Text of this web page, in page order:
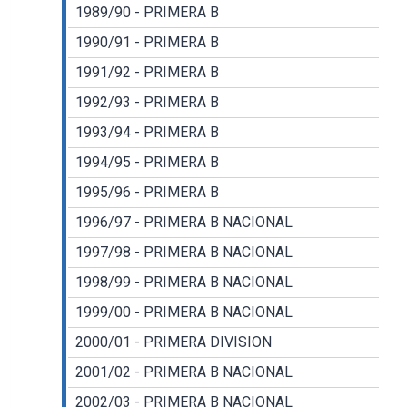
1989/90 - PRIMERA B
1990/91 - PRIMERA B
1991/92 - PRIMERA B
1992/93 - PRIMERA B
1993/94 - PRIMERA B
1994/95 - PRIMERA B
1995/96 - PRIMERA B
1996/97 - PRIMERA B NACIONAL
1997/98 - PRIMERA B NACIONAL
1998/99 - PRIMERA B NACIONAL
1999/00 - PRIMERA B NACIONAL
2000/01 - PRIMERA DIVISION
2001/02 - PRIMERA B NACIONAL
2002/03 - PRIMERA B NACIONAL